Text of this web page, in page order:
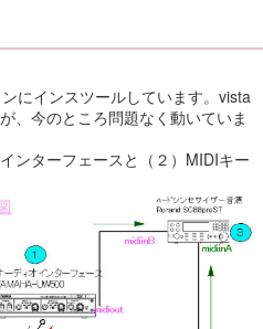
にインスツールしています。vista
、今のところ問題なく動いていま
ンターフェースと（２）MIDIキー